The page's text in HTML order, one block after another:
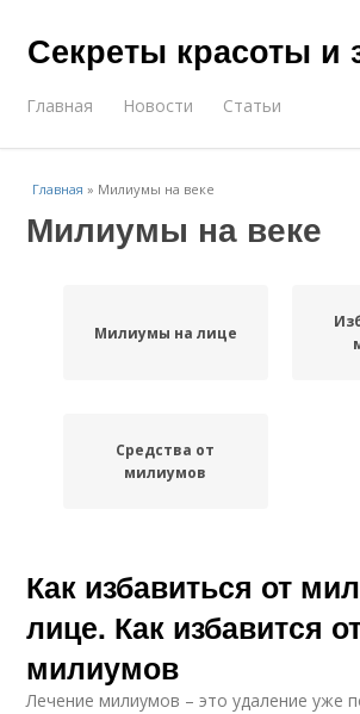
Секреты красоты и
Главная Новости Статьи
Главная » Милиумы на веке
Милиумы на веке
Милиумы на лице
Средства от
милиумов
Как избавиться от
лице. Как избавится
милиумов
Лечение милиумов – это удаление уже